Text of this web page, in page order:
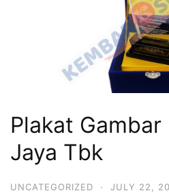
Plakat
Jaya Tbk
UNCATEGORIZED · JULY 22,